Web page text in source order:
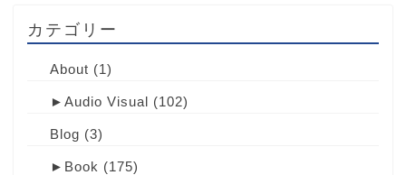
カテゴリー
About (1)
► Audio Visual (102)
Blog (3)
► Book (175)